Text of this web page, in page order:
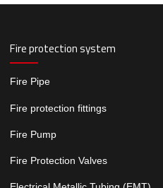
Fire protection system
Fire Pipe
Fire protection fittings
Fire Pump
Fire Protection Valves